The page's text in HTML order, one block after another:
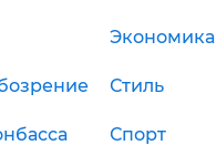
Экономика
Стиль
Спорт